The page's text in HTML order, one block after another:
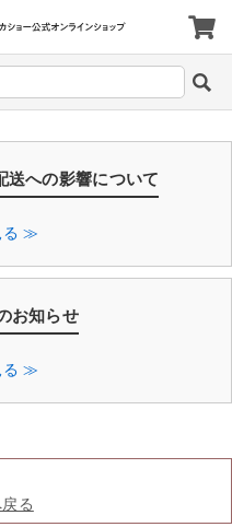
送への影響について
る ≫
お知らせ
る ≫
る